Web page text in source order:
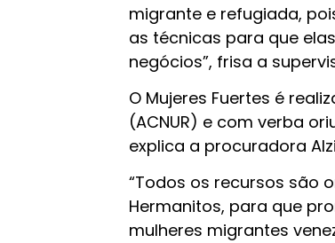
migrante e refugiada,
as técnicas para que
negócios”, frisa a
O Mujeres Fuertes é
(ACNUR) e com verba
explica a procuradora
“Todos os recursos são
Hermanitos, para que
mulheres migrantes